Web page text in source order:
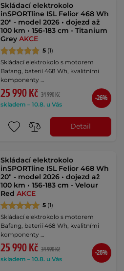
Skládací elektrokolo
inSPORTline ISL Felior 468 Wh
20" - model 2026 • dojezd až
100 km • 156-183 cm - Titanium
GreyAKCE
5 (1)
Skládací elektrokolo s motorem
Bafang, baterií 468 Wh, kvalitními
komponenty …
25 990 Kč 34 990 Kč
skladem – 10.8. u Vás
-26%
Detail
Skládací elektrokolo
inSPORTline ISL Felior 468 Wh
20" - model 2026 • dojezd až
100 km • 156-183 cm - Velour
RedAKCE
5 (1)
Skládací elektrokolo s motorem
Bafang, baterií 468 Wh, kvalitními
komponenty …
25 990 Kč 34 990 Kč
skladem – 10.8. u Vás
-26%